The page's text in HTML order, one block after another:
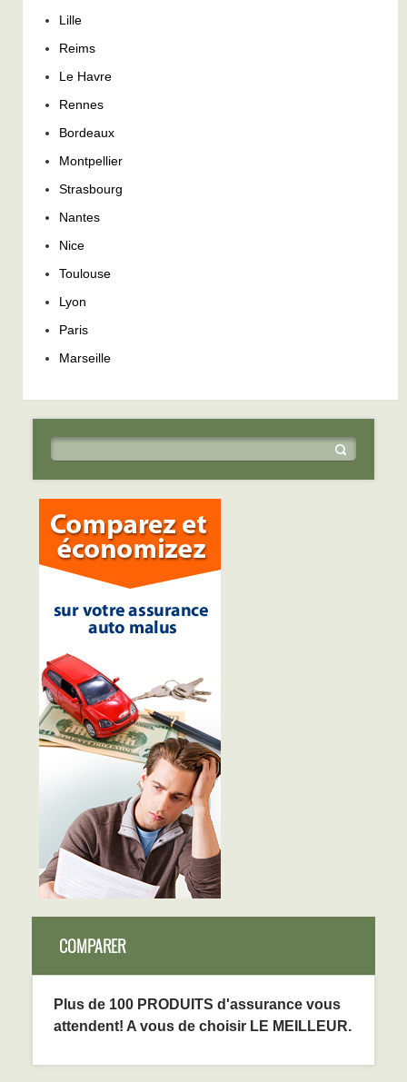
Lille
Reims
Le Havre
Rennes
Bordeaux
Montpellier
Strasbourg
Nantes
Nice
Toulouse
Lyon
Paris
Marseille
COMPARER
Plus de 100 PRODUITS d'assurance vous
attendent! A vous de choisir LE MEILLEUR.